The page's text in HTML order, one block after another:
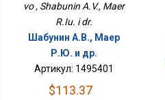
vo , Shabunin A.V., Maer
R.Iu. i dr.
Шабунин А.В., Маер
Р.Ю. и др.
Артикул: 1495401
$113.37